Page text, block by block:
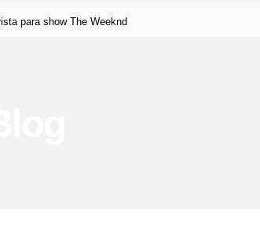
para show The Weeknd